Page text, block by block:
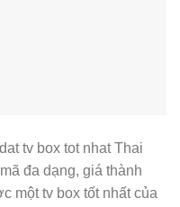
tv box tot nhat Thai
đa dạng, giá thành
một tv box tốt nhất của